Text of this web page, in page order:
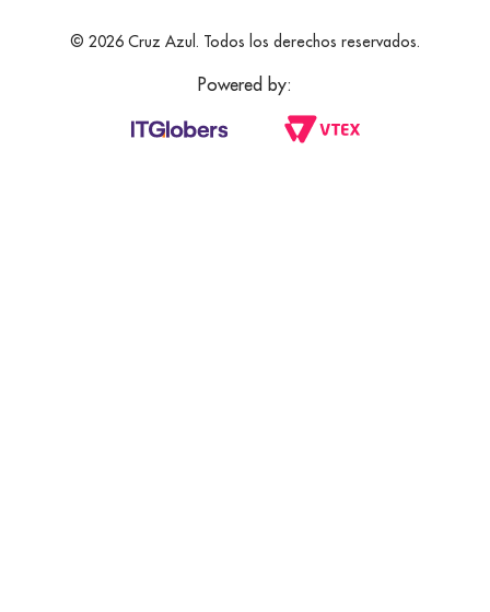
© 2026 Cruz Azul. Todos los derechos reservados.
Powered by: